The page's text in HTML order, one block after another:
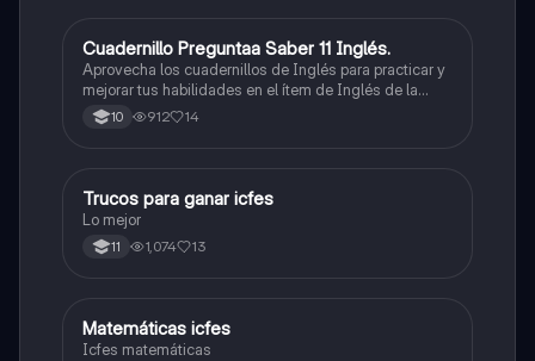
ICFES: Inglés
Cuadernillo Preguntaa Saber 11 Inglés.
Aprovecha los cuadernillos de Inglés para practicar y
mejorar tus habilidades en el ítem de Inglés de la
Prueba Saber 11. 🫡
10 912 14
Química
Trucos para ganar icfes
Lo mejor
11 1,074 13
ICFES: Matemáticas
Matemáticas icfes
Icfes matemáticas